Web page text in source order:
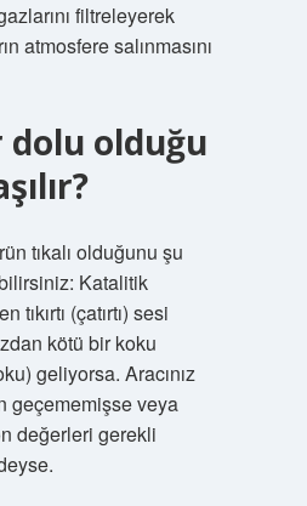
filtreleyerek
atmosfere salınmasını
olduğu
tıkalı olduğunu şu
Katalitik
tıkırtı (çatırtı) sesi
kötü bir koku
geliyorsa. Aracınız
geçememişse veya
değerleri gerekli